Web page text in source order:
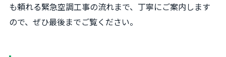
も頼れる緊急空調工事の流れまで、丁寧にご案内します
ので、ぜひ最後までご覧ください。